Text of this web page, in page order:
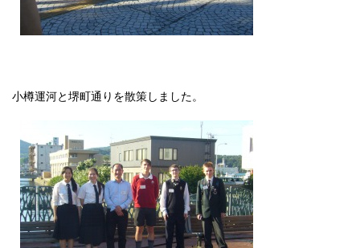
小樽運河と堺町通りを散策しました。